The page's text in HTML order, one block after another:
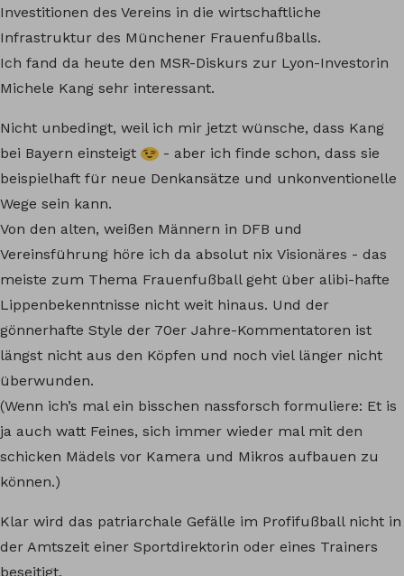
Investitionen des Vereins in die wirtschaftliche
Infrastruktur des Münchener Frauenfußballs.
Ich fand da heute den MSR-Diskurs zur Lyon-Investorin
Michele Kang sehr interessant.
Nicht unbedingt, weil ich mir jetzt wünsche, dass Kang
bei Bayern einsteigt
- aber ich finde schon, dass sie
beispielhaft für neue Denkansätze und unkonventionelle
Wege sein kann.
Von den alten, weißen Männern in DFB und
Vereinsführung höre ich da absolut nix Visionäres - das
meiste zum Thema Frauenfußball geht über alibi-hafte
Lippenbekenntnisse nicht weit hinaus. Und der
gönnerhafte Style der 70er Jahre-Kommentatoren ist
längst nicht aus den Köpfen und noch viel länger nicht
überwunden.
(Wenn ich’s mal ein bisschen nassforsch formuliere: Et is
ja auch watt Feines, sich immer wieder mal mit den
schicken Mädels vor Kamera und Mikros aufbauen zu
können.)
Klar wird das patriarchale Gefälle im Profifußball nicht in
der Amtszeit einer Sportdirektorin oder eines Trainers
beseitigt.